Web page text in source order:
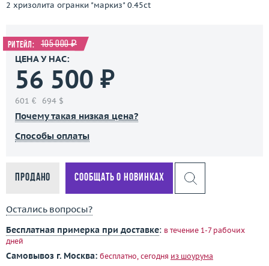
2 хризолита огранки "маркиз" 0.45ct
Ритейл: 105 000 ₽
ЦЕНА У НАС:
56 500 ₽
601 € 694 $
Почему такая низкая цена?
Способы оплаты
Продано Сообщать о новинках
Остались вопросы?
Бесплатная примерка при доставке: в течение 1-7 рабочих
дней
Самовывоз г. Москва: бесплатно, сегодня из шоурума